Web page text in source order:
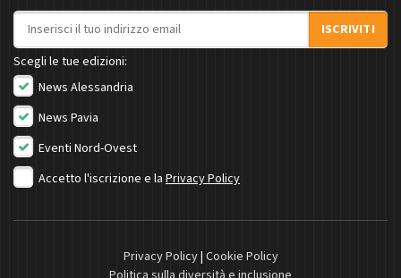
Indirizzo email
ISCRIVITI
Scegli le tue edizioni:
News Alessandria
News Pavia
Eventi Nord-Ovest
Accetto l'iscrizione e la Privacy Policy
Privacy Policy| Cookie Policy